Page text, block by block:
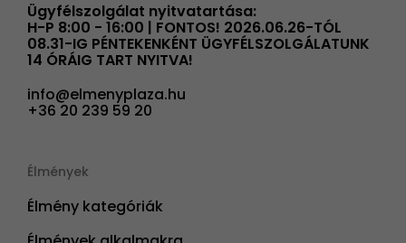
Ügyfélszolgálat nyitvatartása:
H-P 8:00 - 16:00 | FONTOS! 2026.06.26-TÓL
08.31-IG PÉNTEKENKÉNT ÜGYFÉLSZOLGÁLATUNK
14 ÓRÁIG TART NYITVA!
info@elmenyplaza.hu
+36 20 239 59 20
Élmények
Élmény kategóriák